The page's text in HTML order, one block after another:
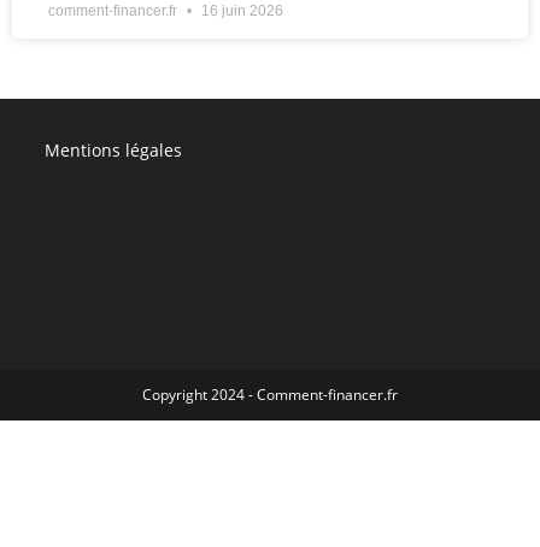
comment-financer.fr 16 juin 2026
Mentions légales
Copyright 2024 - Comment-financer.fr